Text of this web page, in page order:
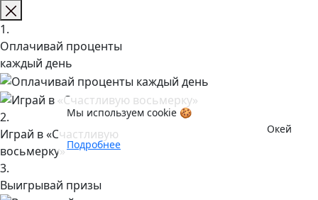
Мы используем cookie 🍪
Подробнее
Окей
1.
Оплачивай проценты
каждый день
2.
Играй в «Счастливую
восьмерку»
3.
Выигрывай призы